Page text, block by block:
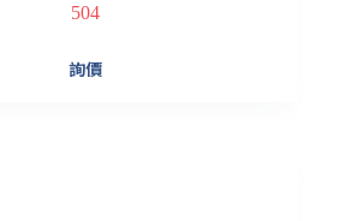
504
詢價